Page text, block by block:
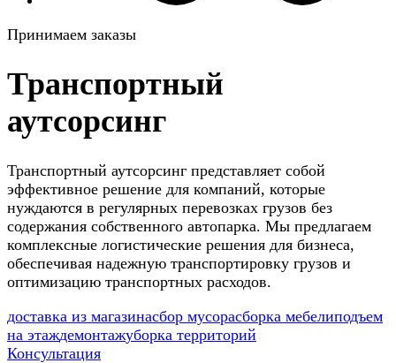
Принимаем заказы
Транспортный
аутсорсинг
Транспортный аутсорсинг представляет собой
эффективное решение для компаний, которые
нуждаются в регулярных перевозках грузов без
содержания собственного автопарка. Мы предлагаем
комплексные логистические решения для бизнеса,
обеспечивая надежную транспортировку грузов и
оптимизацию транспортных расходов.
доставка из магазинасбор мусорасборка мебелиподъем
на этаждемонтажуборка территорий
Консультация